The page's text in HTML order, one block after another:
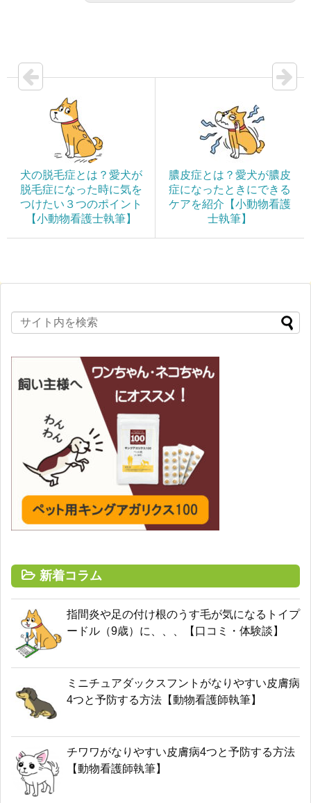
犬の脱毛症とは？愛犬が
脱毛症になった時に気を
つけたい３つのポイント
【小動物看護士執筆】
膿皮症とは？愛犬が膿皮
症になったときにできる
ケアを紹介【小動物看護
士執筆】
新着コラム
指間炎や足の付け根のうす毛が気になるトイプ
ードル（9歳）に、、、【口コミ・体験談】
ミニチュアダックスフントがなりやすい皮膚病
4つと予防する方法【動物看護師執筆】
チワワがなりやすい皮膚病4つと予防する方法
【動物看護師執筆】